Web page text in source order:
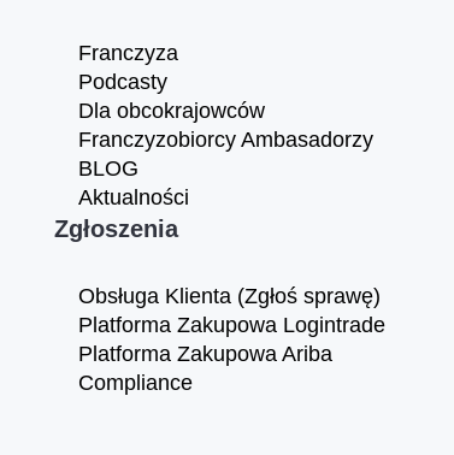
Franczyza
Podcasty
Dla obcokrajowców
Franczyzobiorcy Ambasadorzy
BLOG
Aktualności
Zgłoszenia
Obsługa Klienta (Zgłoś sprawę)
Platforma Zakupowa Logintrade
Platforma Zakupowa Ariba
Compliance